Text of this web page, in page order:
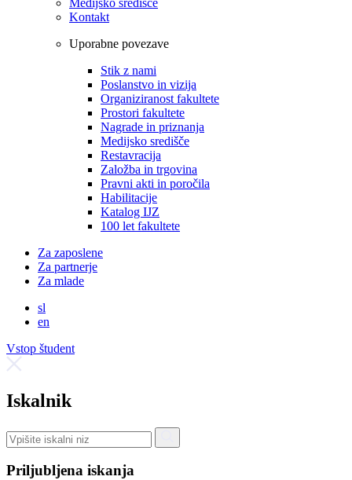
Kontakt
Uporabne povezave
Stik z nami
Poslanstvo in vizija
Organiziranost fakultete
Prostori fakultete
Nagrade in priznanja
Medijsko središče
Restavracija
Založba in trgovina
Pravni akti in poročila
Habilitacije
Katalog IJZ
100 let fakultete
Za zaposlene
Za partnerje
Za mlade
sl
en
Vstop študent
Iskalnik
Priljubljena iskanja